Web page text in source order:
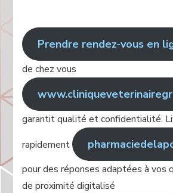
Prendre rendez-vous en
de chez vous
garantit qualité et confidentialité.
rapidement
pour des réponses adaptées à vos
de proximité digitalisé